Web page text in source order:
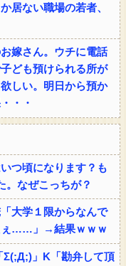
居ない職場の若者、
嫁さん。ウチに電話
ども預けられる所が
しい。明日から預か
・・
つ頃になります？も
。なぜこっちが？
大学１限からなんで
ぇ……」→結果ｗｗｗ
Σ(;Д;)」K「勘弁して頂